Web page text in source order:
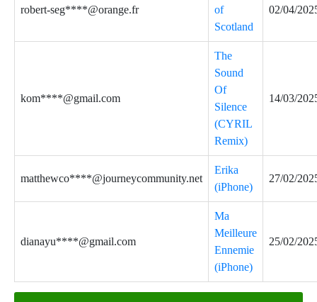
robert-seg****@orange.fr
of
Scotland
02/04/
kom****@gmail.com
The
Sound
Of
Silence
(CYRIL
Remix)
14/03/
matthewco****@journeycommunity.net
Erika
(iPhone)
27/02/
dianayu****@gmail.com
Ma
Meilleure
Ennemie
(iPhone)
25/02/